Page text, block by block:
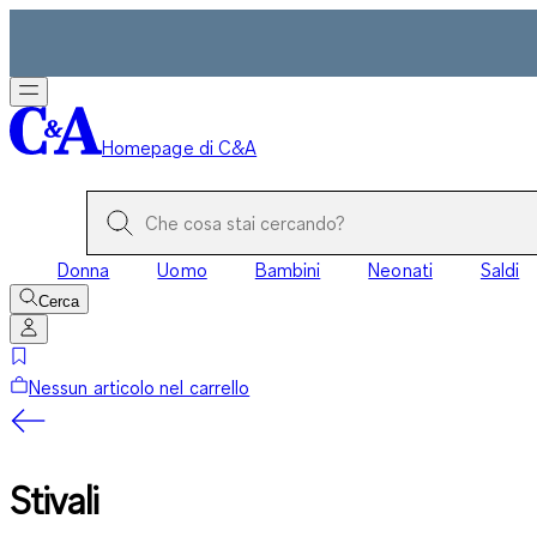
Homepage di C&A
Donna Uomo Bambini Neonati Saldi
Cerca
Nessun articolo nel carrello
Stivali